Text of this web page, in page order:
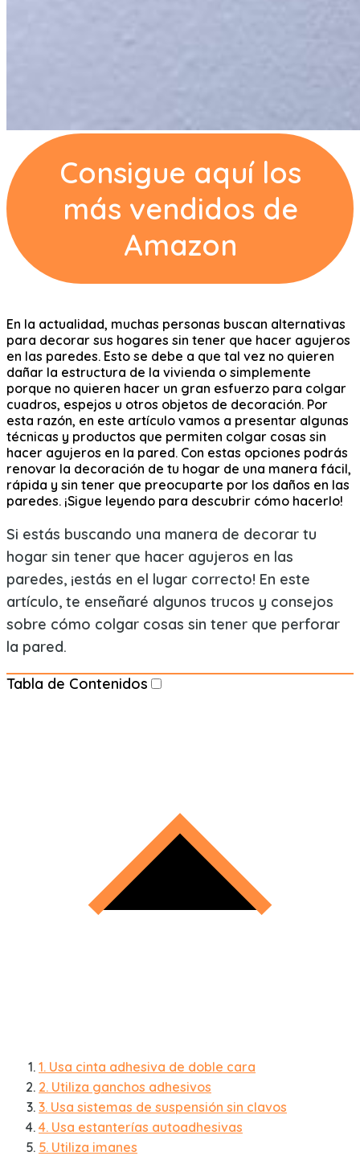
Consigue aquí los
más vendidos de
Amazon
En la actualidad, muchas personas buscan alternativas
para decorar sus hogares sin tener que hacer agujeros
en las paredes. Esto se debe a que tal vez no quieren
dañar la estructura de la vivienda o simplemente
porque no quieren hacer un gran esfuerzo para colgar
cuadros, espejos u otros objetos de decoración. Por
esta razón, en este artículo vamos a presentar algunas
técnicas y productos que permiten colgar cosas sin
hacer agujeros en la pared. Con estas opciones podrás
renovar la decoración de tu hogar de una manera fácil,
rápida y sin tener que preocuparte por los daños en las
paredes. ¡Sigue leyendo para descubrir cómo hacerlo!
Si estás buscando una manera de decorar tu
hogar sin tener que hacer agujeros en las
paredes, ¡estás en el lugar correcto! En este
artículo, te enseñaré algunos trucos y consejos
sobre cómo colgar cosas sin tener que perforar
la pared.
Tabla de Contenidos
1. Usa cinta adhesiva de doble cara
2. Utiliza ganchos adhesivos
3. Usa sistemas de suspensión sin clavos
4. Usa estanterías autoadhesivas
5. Utiliza imanes